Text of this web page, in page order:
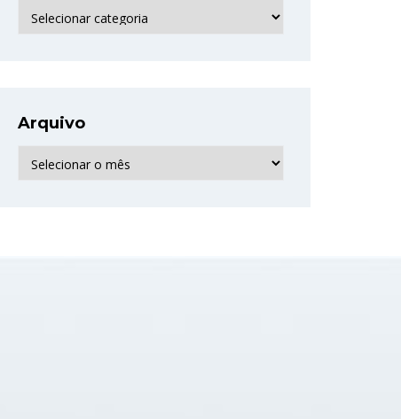
Categorias
Arquivo
Arquivo